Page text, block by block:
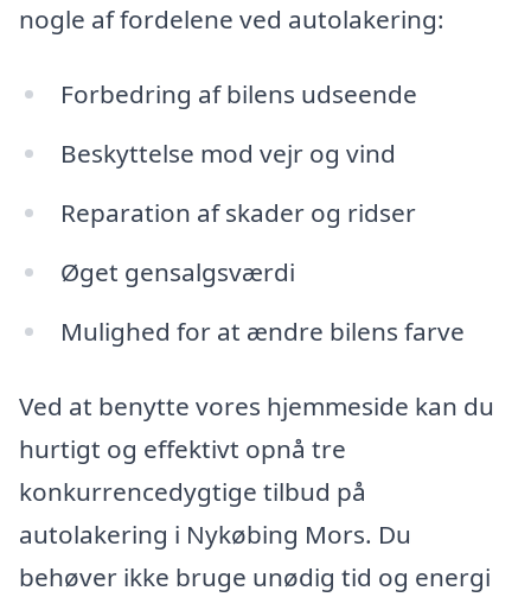
nogle af fordelene ved autolakering:
Forbedring af bilens udseende
Beskyttelse mod vejr og vind
Reparation af skader og ridser
Øget gensalgsværdi
Mulighed for at ændre bilens farve
Ved at benytte vores hjemmeside kan du
hurtigt og effektivt opnå tre
konkurrencedygtige tilbud på
autolakering i Nykøbing Mors. Du
behøver ikke bruge unødig tid og energi